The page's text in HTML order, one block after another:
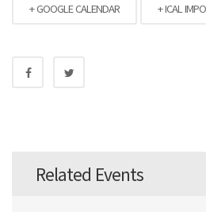
+ GOOGLE CALENDAR + ICAL
Related Events